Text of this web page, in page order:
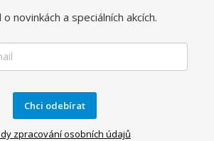
novinkách a speciálních akcích.
Chci odebírat
zpracování osobních údajů